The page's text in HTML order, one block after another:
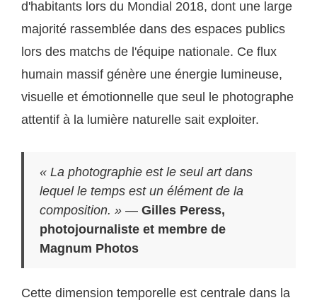
d'habitants lors du Mondial 2018, dont une large
majorité rassemblée dans des espaces publics
lors des matchs de l'équipe nationale. Ce flux
humain massif génère une énergie lumineuse,
visuelle et émotionnelle que seul le photographe
attentif à la lumière naturelle sait exploiter.
« La photographie est le seul art dans
lequel le temps est un élément de la
composition. » —Gilles Peress,
photojournaliste et membre de
Magnum Photos
Cette dimension temporelle est centrale dans la